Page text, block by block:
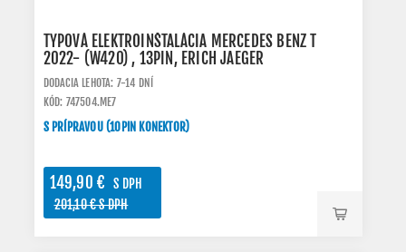
TYPOVÁ ELEKTROINŠTALÁCIA MERCEDES BENZ T
2022- (W420) , 13PIN, ERICH JAEGER
DODACIA LEHOTA: 7-14 DNÍ
KÓD: 747504.ME7
S PRÍPRAVOU (10PIN KONEKTOR)
149,90 €
S DPH
201,10 € S DPH